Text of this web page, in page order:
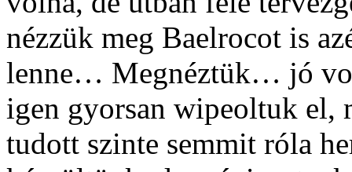
nézzük meg Baelrocot is
lenne… Megnéztük… jó
igen gyorsan wipeoltuk el,
tudott szinte semmit róla